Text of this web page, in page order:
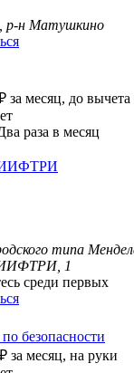
р-н Матушкино
за месяц, до вычета
раза в месяц
типа
1
среди первых
безопасности
₽ за месяц, на руки